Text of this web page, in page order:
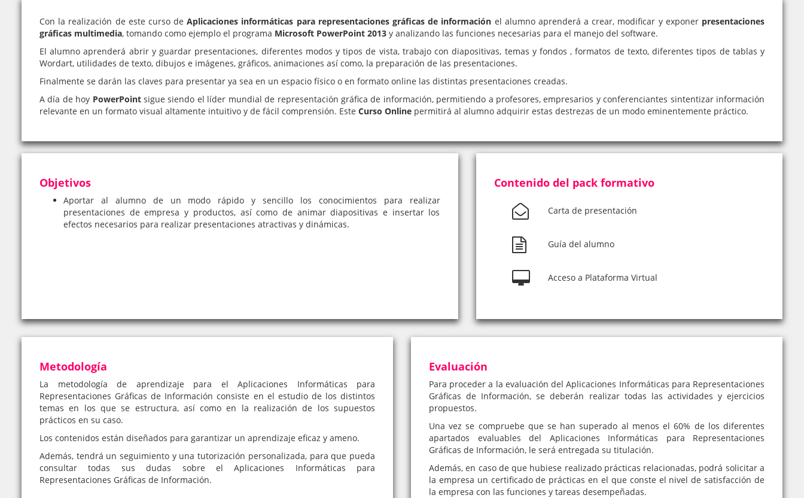
Con la realización de este curso deAplicaciones informáticas para representaciones gráficas de información el alumno aprenderá a crear, modificar y exponer presentaciones
gráficas multimedia, tomando como ejemplo el programa Microsoft PowerPoint 2013 y analizando las funciones necesarias para el manejo del software.
El alumno aprenderá abrir y guardar presentaciones, diferentes modos y tipos de vista, trabajo con diapositivas, temas y fondos , formatos de texto, diferentes tipos de tablas y
Wordart, utilidades de texto, dibujos e imágenes, gráficos, animaciones así como, la preparación de las presentaciones.
Finalmente se darán las claves para presentar ya sea en un espacio físico o en formato online las distintas presentaciones creadas.
A día de hoy PowerPointsigue siendo el líder mundial de representación gráfica de información, permitiendo a profesores, empresarios y conferenciantes sintentizar información
relevante en un formato visual altamente intuitivo y de fácil comprensión. Este Curso Online permitirá al alumno adquirir estas destrezas de un modo eminentemente práctico.
Objetivos
Aportar al alumno de un modo rápido y sencillo los conocimientos para realizar
presentaciones de empresa y productos, así como de animar diapositivas e insertar los
efectos necesarios para realizar presentaciones atractivas y dinámicas.
Contenido del pack formativo
Carta de presentación
Guía del alumno
Acceso a Plataforma Virtual
Metodología
La metodología de aprendizaje para el Aplicaciones Informáticas para
Representaciones Gráficas de Información consiste en el estudio de los distintos
temas en los que se estructura, así como en la realización de los supuestos
prácticos en su caso.
Los contenidos están diseñados para garantizar un aprendizaje eficaz y ameno.
Además, tendrá un seguimiento y una tutorización personalizada, para que pueda
consultar todas sus dudas sobre el Aplicaciones Informáticas para
Representaciones Gráficas de Información.
Evaluación
Para proceder a la evaluación del Aplicaciones Informáticas para Representaciones
Gráficas de Información, se deberán realizar todas las actividades y ejercicios
propuestos.
Una vez se compruebe que se han superado al menos el 60% de los diferentes
apartados evaluables del Aplicaciones Informáticas para Representaciones
Gráficas de Información, le será entregada su titulación.
Además, en caso de que hubiese realizado prácticas relacionadas, podrá solicitar a
la empresa un certificado de prácticas en el que conste el nivel de satisfacción de
la empresa con las funciones y tareas desempeñadas.